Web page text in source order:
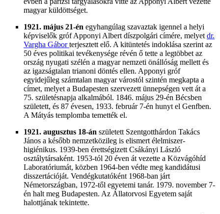
magyar küldöttséget.
1921. május 21-én egyhangúlag szavaztak igennel a helyi
képviselők gróf Apponyi Albert díszpolgári címére, melyet dr.
Vargha Gáborterjesztett elő. A kitüntetés indoklása szerint az
50 éves politikai tevékenysége révén ő tette a legtöbbet az
ország nyugati szélén a magyar nemzeti önállóság mellett és
az igazságtalan trianoni döntés ellen. Apponyi gróf
egyidejűleg számtalan magyar várostól szintén megkapta a
címet, melyet a Budapesten szervezett ünnepségen vett át a
75. születésnapja alkalmából. 1846. május 29-én Bécsben
született, és 87 évesen, 1933. február 7-én hunyt el Genfben.
A Mátyás templomba temették el.
1921. augusztus 18-án született Szentgotthárdon Takács
János a később nemzetközileg is elismert élelmiszer-
higiénikus. 1939-ben érettségizett Csákányi László
osztálytársaként. 1953-tól 20 éven át vezette a Közvágóhíd
Laboratóriumát, közben 1964-ben védte meg kandidátusi
disszertációját. Vendégkutatóként 1968-ban járt
Németországban, 1972-től egyetemi tanár. 1979. november 7-
én halt meg Budapesten. Az Állatorvosi Egyetem saját
halottjának tekintette.